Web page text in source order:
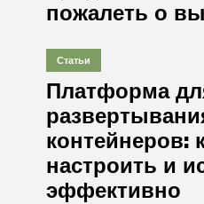
пожалеть о
Статьи
Платформа
контейнеров:
настроить и
эффективно